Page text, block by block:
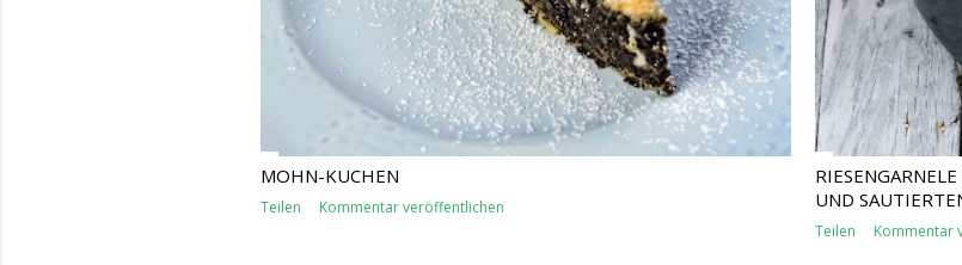
MOHN-KUCHEN
Teilen Kommentar veröffentlichen
UND
Teilen Kommentar